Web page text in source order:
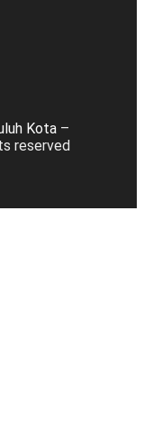
Kota –
reserved